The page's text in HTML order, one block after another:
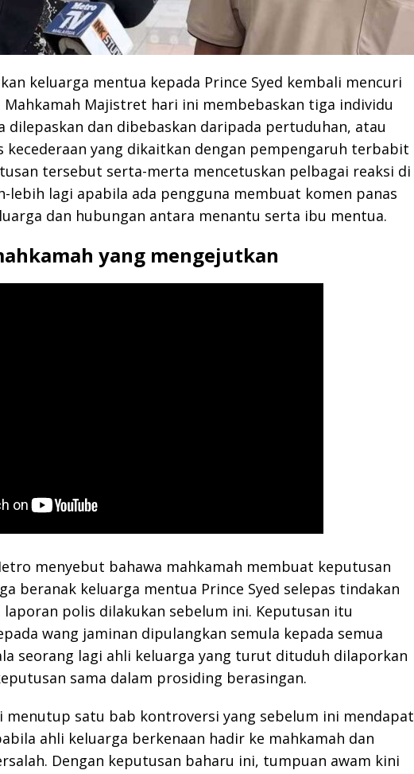
keluarga mentua kepada Prince Syed kembali mencuri
Majistret hari ini membebaskan tiga individu
dilepaskan dan dibebaskan daripada pertuduhan, atau
kecederaan yang dikaitkan dengan pempengaruh terbabit
tersebut serta-merta mencetuskan pelbagai reaksi di
lebih lagi apabila ada pengguna membuat komen panas
dan hubungan antara menantu serta ibu mentua.
yang mengejutkan
menyebut bahawa mahkamah membuat keputusan
beranak keluarga mentua Prince Syed selepas tindakan
laporan polis dilakukan sebelum ini. Keputusan itu
wang jaminan dipulangkan semula kepada semua
seorang lagi ahli keluarga yang turut dituduh dilaporkan
sama dalam prosiding berasingan.
menutup satu bab kontroversi yang sebelum ini mendapat
ahli keluarga berkenaan hadir ke mahkamah dan
Dengan keputusan baharu ini, tumpuan awam kini